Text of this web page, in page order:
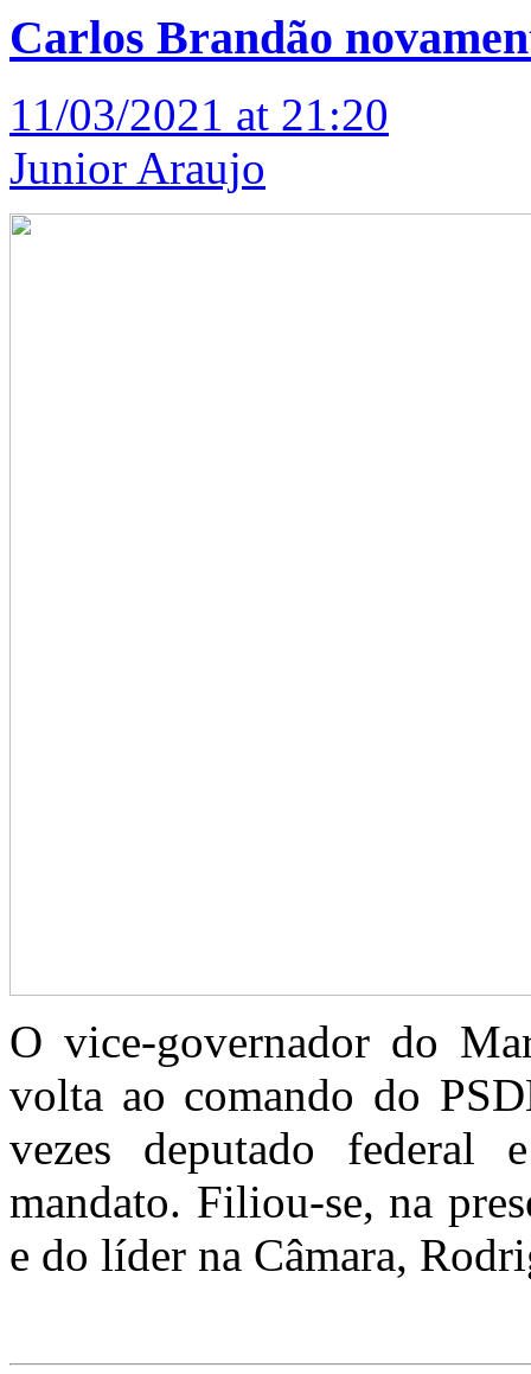
Carlos Brandão
11/03/2021 at 21:20
Junior Araujo
O vice-governador do
volta ao comando do
vezes deputado federal
mandato. Filiou-se, na
e do líder na Câmara,